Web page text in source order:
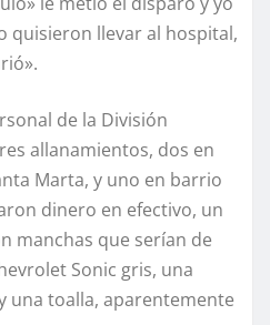
quisieron llevar al hospital,
de la División
allanamientos, dos en
Marta, y uno en barrio
dinero en efectivo, un
manchas que serían de
Sonic gris, una
una toalla, aparentemente